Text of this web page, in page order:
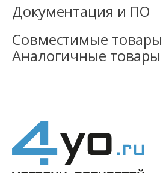
Документация и ПО
Совместимые товары
Аналогичные товары